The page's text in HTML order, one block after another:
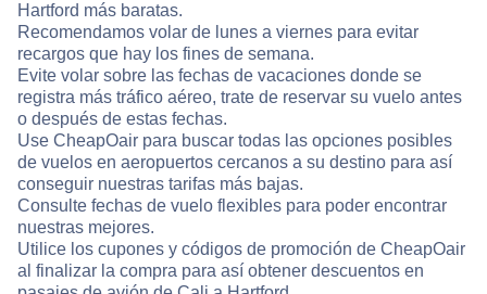
Hartford más baratas.
Recomendamos volar de lunes a viernes para evitar
recargos que hay los fines de semana.
Evite volar sobre las fechas de vacaciones donde se
registra más tráfico aéreo, trate de reservar su vuelo antes
o después de estas fechas.
Use CheapOair para buscar todas las opciones posibles
de vuelos en aeropuertos cercanos a su destino para así
conseguir nuestras tarifas más bajas.
Consulte fechas de vuelo flexibles para poder encontrar
nuestras mejores.
Utilice los cupones y códigos de promoción de CheapOair
al finalizar la compra para así obtener descuentos en